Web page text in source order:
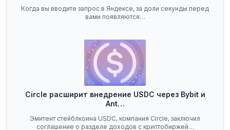
Когда вы вводите запрос в Яндексе, за доли секунды перед
вами появляются…
Circle расширит внедрение USDC через Bybit и
Ant…
Эмитент стейблкоина USDC, компания Circle, заключил
соглашение о разделе доходов с криптобиржей…